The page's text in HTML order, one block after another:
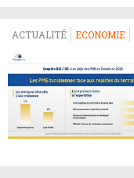
ACTUALITÉ ECONOMIE